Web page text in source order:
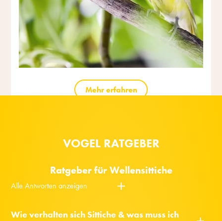
Mehr erfahren
VOGEL RATGEBER
Ratgeber für Wellensittiche
Alle Antworten anzeigen
Wie verhalten sich Sittiche & was muss ich